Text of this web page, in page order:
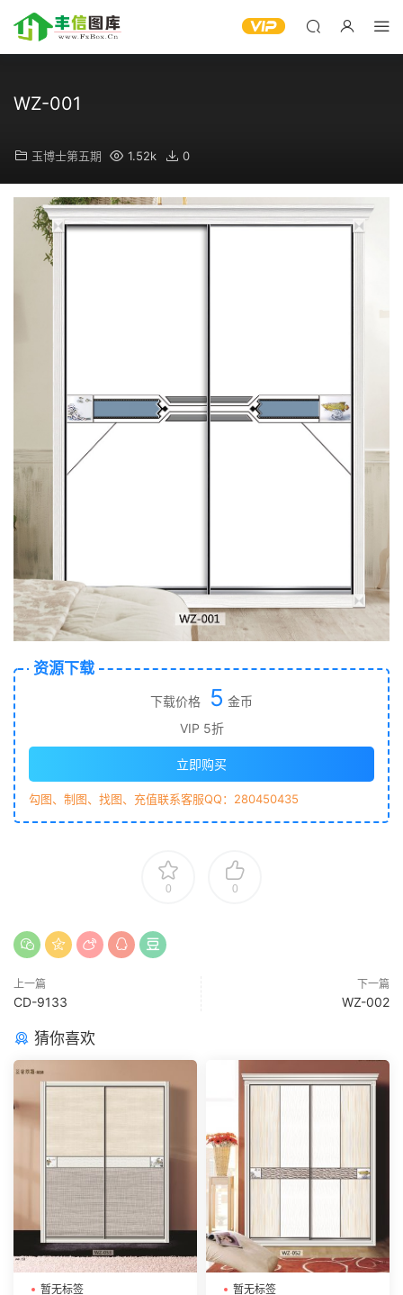
WZ-001
玉博士第五期 1.52k 0
资源下载
下载价格 5 金币
VIP 5折
立即购买
勾图、制图、找图、充值联系客服QQ：280450435
0 0
上一篇
CD-9133
下一篇
WZ-002
猜你喜欢
暂无标签 暂无标签